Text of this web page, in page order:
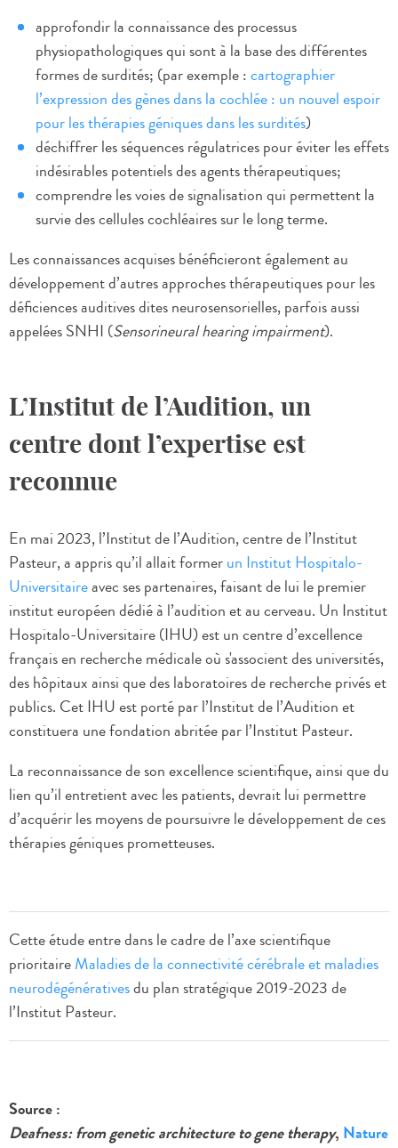
approfondir la connaissance des processus
physiopathologiques qui sont à la base des différentes
formes de surdités; (par exemple :cartographier
l’expression des gènes dans la cochlée : un nouvel espoir
pour les thérapies géniques dans les surdités)
déchiffrer les séquences régulatrices pour éviter les effets
indésirables potentiels des agents thérapeutiques;
comprendre les voies de signalisation qui permettent la
survie des cellules cochléaires sur le long terme.
Les connaissances acquises bénéficieront également au
développement d’autres approches thérapeutiques pour les
déficiences auditives dites neurosensorielles, parfois aussi
appelées SNHI (Sensorineural hearing impairment).
L’Institut de l’Audition, un
centre dont l’expertise est
reconnue
En mai 2023, l’Institut de l’Audition, centre de l’Institut
Pasteur, a appris qu’il allait formerun Institut Hospitalo-
Universitaireavec ses partenaires, faisant de lui le premier
institut européen dédié à l’audition et au cerveau. Un Institut
Hospitalo-Universitaire (IHU) est un centre d’excellence
français en recherche médicale où s'associent des universités,
des hôpitaux ainsi que des laboratoires de recherche privés et
publics. Cet IHU est porté par l’Institut de l’Audition et
constituera une fondation abritée par l’Institut Pasteur.
La reconnaissance de son excellence scientifique, ainsi que du
lien qu’il entretient avec les patients, devrait lui permettre
d’acquérir les moyens de poursuivre le développement de ces
thérapies géniques prometteuses.
Cette étude entre dans le cadre de l’axe scientifique
prioritaireMaladies de la connectivité cérébrale et maladies
neurodégénérativesdu plan stratégique 2019-2023 de
l’Institut Pasteur.
Source :
Deafness: from genetic architecture to gene therapy, Nature